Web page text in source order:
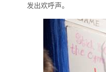
发出欢呼声。